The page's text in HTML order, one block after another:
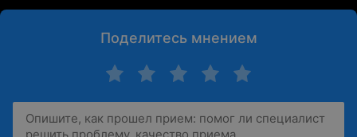
Поделитесь мнением